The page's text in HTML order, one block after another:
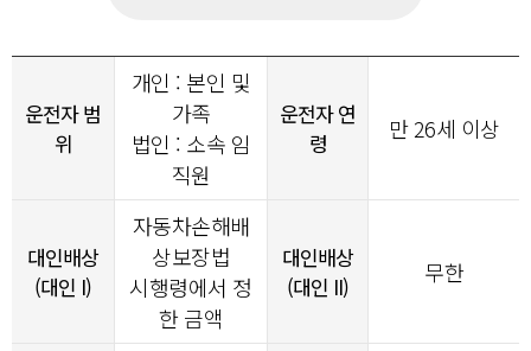
운전자 범
위
개인 : 본인 및
가족
법인 : 소속 임
직원
운전자 연
령
만 26세 이상
대인배상
(대인 I)
자동차손해배
상보장법
시행령에서 정
한 금액
대인배상
(대인 II)
무한